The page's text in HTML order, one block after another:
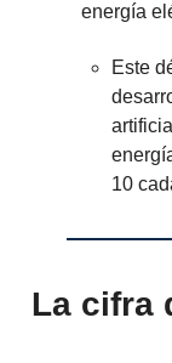
energía
Este
10
La cifra